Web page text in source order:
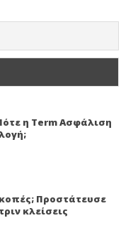
η Term Ασφάλιση
Προστάτευσε
κλείσεις